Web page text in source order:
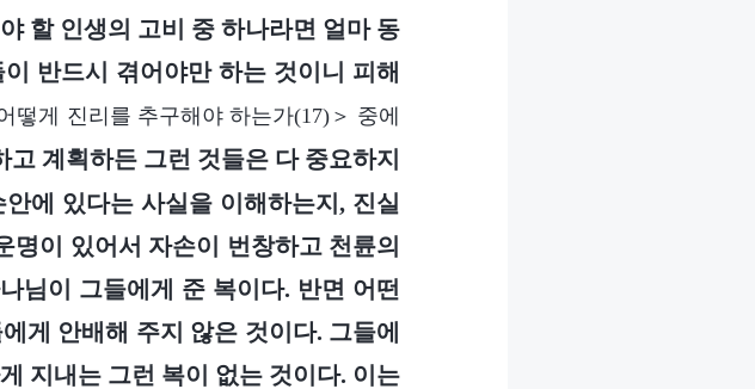
할 인생의 고비 중 하나라면 얼마 동
반드시 겪어야만 하는 것이니 피해
게 진리를 추구해야 하는가(17)＞ 중에
계획하든 그런 것들은 다 중요하지
에 있다는 사실을 이해하는지, 진실
이 있어서 자손이 번창하고 천륜의
님이 그들에게 준 복이다. 반면 어떤
게 안배해 주지 않은 것이다. 그들에
지내는 그런 복이 없는 것이다. 이는